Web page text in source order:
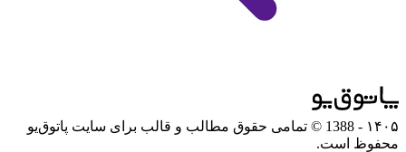
۱۴۰۵
- 1388 © تمامی حقوق مطالب و قالب برای سایت پاتوق‌یو
محفوظ است.